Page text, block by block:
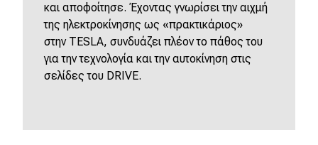
και αποφοίτησε. Έχοντας γνωρίσει την αιχμή
της ηλεκτροκίνησης ως «πρακτικάριος»
στην TESLA, συνδυάζει πλέον το πάθος του
για την τεχνολογία και την αυτοκίνηση στις
σελίδες του DRIVE.